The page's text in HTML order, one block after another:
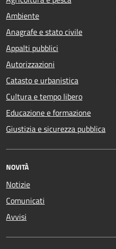
Ambiente
Anagrafe e stato civile
Appalti pubblici
Autorizzazioni
Catasto e urbanistica
Cultura e tempo libero
Educazione e formazione
Giustizia e sicurezza pubblica
NOVITÀ
Notizie
Comunicati
Avvisi